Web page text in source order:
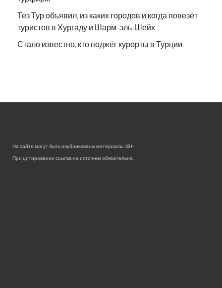
Тез Тур объявил, из каких городов и когда повезёт
туристов в Хургаду и Шарм-эль-Шейх
Стало известно, кто поджёг курорты в Турции
На сайте могут быть опубликованы материалы 18+!
При цитировании ссылка на источник обязательна.